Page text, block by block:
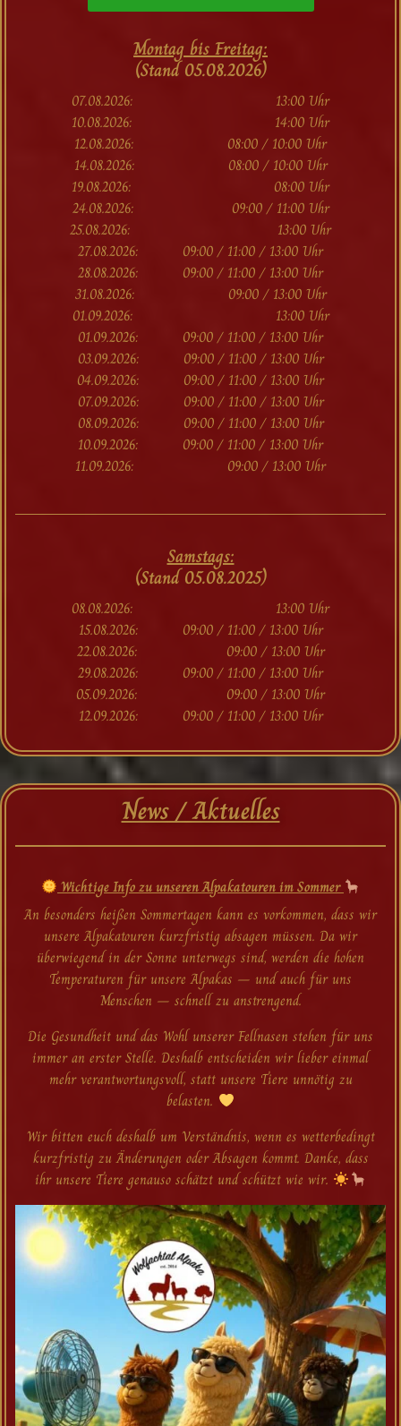
Montag bis Freitag:
(Stand 05.08.2026)
07.08.2026: 13:00 Uhr
10.08.2026: 14:00 Uhr
12.08.2026: 08:00 / 10:00 Uhr
14.08.2026: 08:00 / 10:00 Uhr
19.08.2026: 08:00 Uhr
24.08.2026: 09:00 / 11:00 Uhr
25.08.2026: 13:00 Uhr
27.08.2026: 09:00 / 11:00 / 13:00 Uhr
28.08.2026: 09:00 / 11:00 / 13:00 Uhr
31.08.2026: 09:00 / 13:00 Uhr
01.09.2026: 13:00 Uhr
01.09.2026: 09:00 / 11:00 / 13:00 Uhr
03.09.2026: 09:00 / 11:00 / 13:00 Uhr
04.09.2026: 09:00 / 11:00 / 13:00 Uhr
07.09.2026: 09:00 / 11:00 / 13:00 Uhr
08.09.2026: 09:00 / 11:00 / 13:00 Uhr
10.09.2026: 09:00 / 11:00 / 13:00 Uhr
11.09.2026: 09:00 / 13:00 Uhr
Samstags:
(Stand 05.08.2025)
08.08.2026: 13:00 Uhr
15.08.2026: 09:00 / 11:00 / 13:00 Uhr
22.08.2026: 09:00 / 13:00 Uhr
29.08.2026: 09:00 / 11:00 / 13:00 Uhr
05.09.2026: 09:00 / 13:00 Uhr
12.09.2026: 09:00 / 11:00 / 13:00 Uhr
News / Aktuelles
Wichtige Info zu unseren Alpakatouren im Sommer
An besonders heißen Sommertagen kann es vorkommen, dass wir
unsere Alpakatouren kurzfristig absagen müssen. Da wir
überwiegend in der Sonne unterwegs sind, werden die hohen
Temperaturen für unsere Alpakas – und auch für uns
Menschen – schnell zu anstrengend.
Die Gesundheit und das Wohl unserer Fellnasen stehen für uns
immer an erster Stelle. Deshalb entscheiden wir lieber einmal
mehr verantwortungsvoll, statt unsere Tiere unnötig zu
belasten.
Wir bitten euch deshalb um Verständnis, wenn es wetterbedingt
kurzfristig zu Änderungen oder Absagen kommt. Danke, dass
ihr unsere Tiere genauso schätzt und schützt wie wir.